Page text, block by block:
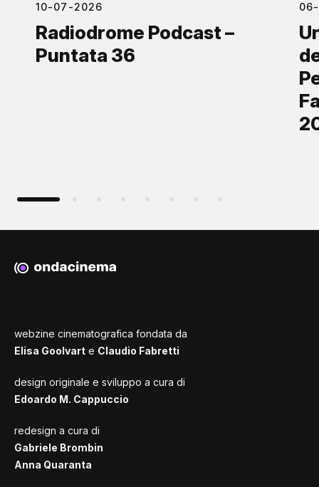
10-07-2026
Radiodrome Podcast –
Puntata 36
webzine cinematografica fondata da
Elisa Goolvart e Claudio Fabretti
design originale e sviluppo a cura di
Edoardo M. Cappuccio
redesign a cura di
Gabriele Brombin
Anna Quaranta